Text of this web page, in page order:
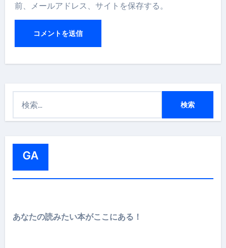
前、メールアドレス、サイトを保存する。
GA
あなたの読みたい本がここにある！